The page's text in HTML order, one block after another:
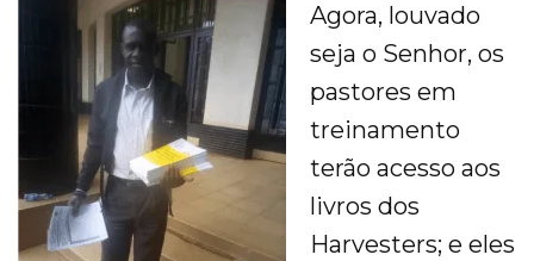
Agora, louvado
seja o Senhor, os
pastores em
treinamento
terão acesso aos
livros dos
Harvesters; e eles